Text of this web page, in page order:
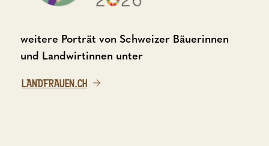
weitere Porträt von Schweizer Bäuerinnen
und Landwirtinnen unter
LANDFRAUEN.CH